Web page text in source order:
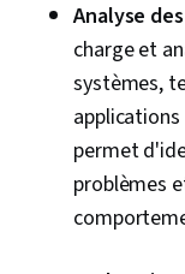
Analyse
charge et
systèmes,
applications
permet
problèmes